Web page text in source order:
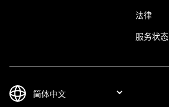
法律
服务状态